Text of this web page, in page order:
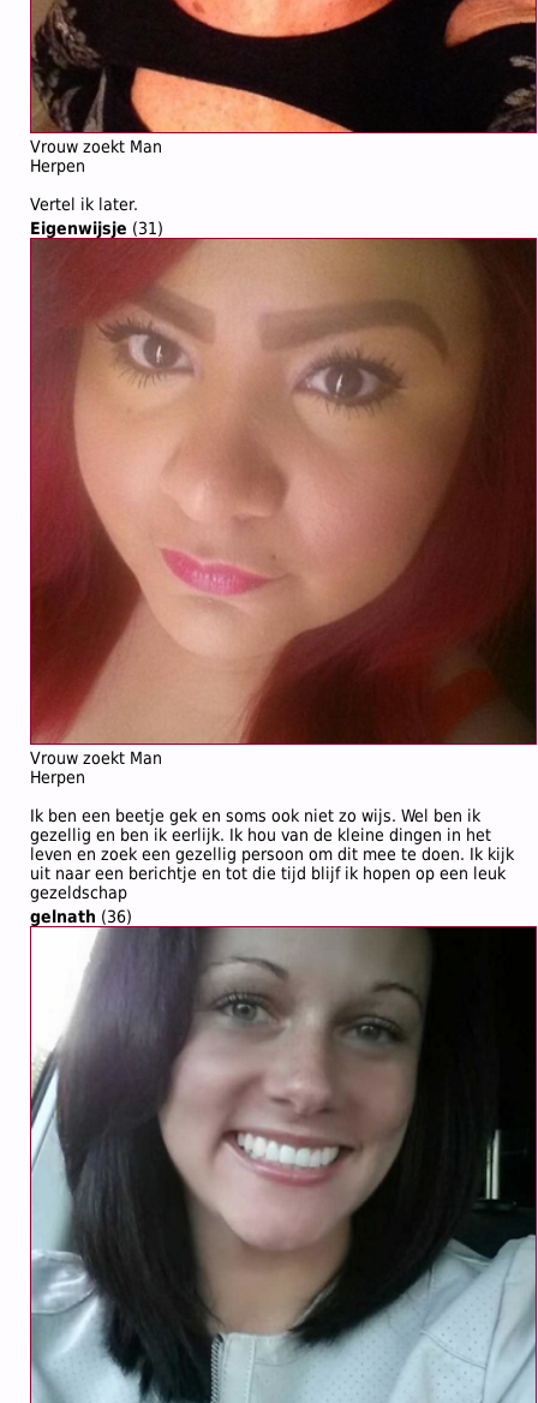
Vrouw zoekt Man
Herpen
Vertel ik later.
Eigenwijsje (31)
Vrouw zoekt Man
Herpen
Ik ben een beetje gek en soms ook niet zo wijs. Wel ben ik
gezellig en ben ik eerlijk. Ik hou van de kleine dingen in het
leven en zoek een gezellig persoon om dit mee te doen. Ik kijk
uit naar een berichtje en tot die tijd blijf ik hopen op een leuk
gezeldschap
gelnath (36)